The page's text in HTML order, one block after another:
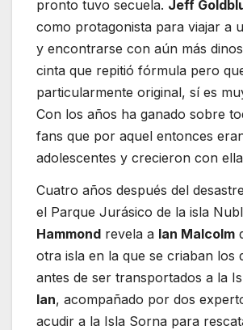
pronto tuvo secuela. Jeff
como protagonista para viajar a
y encontrarse con aún más
cinta que repitió fórmula pero
particularmente original, sí es
Con los años ha ganado sobre
fans que por aquel entonces
adolescentes y crecieron con
Cuatro años después del
el Parque Jurásico de la isla
Hammond revela a Ian Malcolm
otra isla en la que se criaban los
antes de ser transportados a la
Ian, acompañado por dos
acudir a la Isla Sorna para